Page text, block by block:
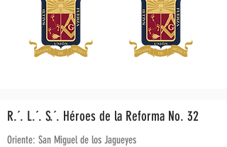
R.´. L.´. S.´. Héroes de la Reforma No. 32
Oriente: San Miguel de los Jagueyes